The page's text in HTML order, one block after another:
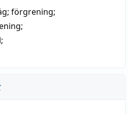
; förgrening;
;
;